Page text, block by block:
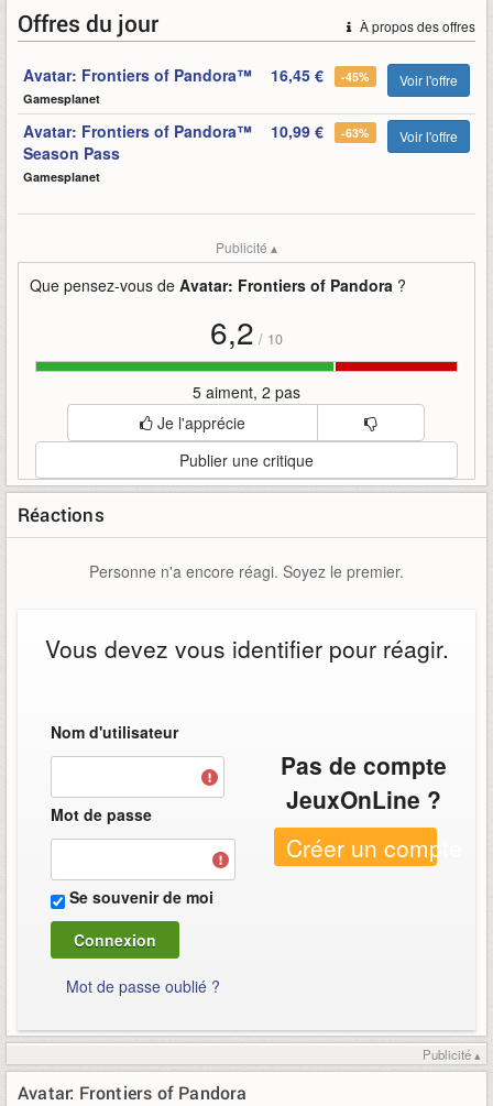
Mots-clefs
avatar
frontiers-of-pandora
journal-de-développement moteur snowdrop
À propos des offres
Offres du jour
Avatar: Frontiers of Pandora™
Gamesplanet
16,45 € -45% Voir l'offre
Avatar: Frontiers of Pandora™
Season Pass
Gamesplanet
10,99 € -63% Voir l'offre
Publicité ▴
Que pensez-vous de Avatar: Frontiers of Pandora ?
6,2 / 10
5 aiment, 2 pas
Je l'apprécie
Publier une critique
Réactions
Personne n'a encore réagi. Soyez le premier.
Vous devez vous identifier pour réagir.
Nom d'utilisateur
Mot de passe
Se souvenir de moi
Mot de passe oublié ?
Pas de compte
JeuxOnLine ?
Créer un compte
Publicité ▴
Avatar: Frontiers of Pandora